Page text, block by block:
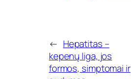
← Hepatitas –
kepenų liga, jos
formos, simptomai ir